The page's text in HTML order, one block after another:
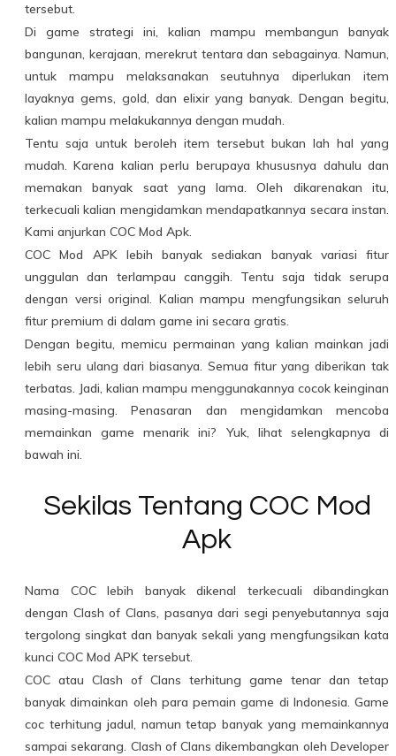
tersebut.
Di game strategi ini, kalian mampu membangun banyak
bangunan, kerajaan, merekrut tentara dan sebagainya. Namun,
untuk mampu melaksanakan seutuhnya diperlukan item
layaknya gems, gold, dan elixir yang banyak. Dengan begitu,
kalian mampu melakukannya dengan mudah.
Tentu saja untuk beroleh item tersebut bukan lah hal yang
mudah. Karena kalian perlu berupaya khususnya dahulu dan
memakan banyak saat yang lama. Oleh dikarenakan itu,
terkecuali kalian mengidamkan mendapatkannya secara instan.
Kami anjurkan COC Mod Apk.
COC Mod APK lebih banyak sediakan banyak variasi fitur
unggulan dan terlampau canggih. Tentu saja tidak serupa
dengan versi original. Kalian mampu mengfungsikan seluruh
fitur premium di dalam game ini secara gratis.
Dengan begitu, memicu permainan yang kalian mainkan jadi
lebih seru ulang dari biasanya. Semua fitur yang diberikan tak
terbatas. Jadi, kalian mampu menggunakannya cocok keinginan
masing-masing. Penasaran dan mengidamkan mencoba
memainkan game menarik ini? Yuk, lihat selengkapnya di
bawah ini.
Sekilas Tentang COC Mod
Apk
Nama COC lebih banyak dikenal terkecuali dibandingkan
dengan Clash of Clans, pasanya dari segi penyebutannya saja
tergolong singkat dan banyak sekali yang mengfungsikan kata
kunci COC Mod APK tersebut.
COC atau Clash of Clans terhitung game tenar dan tetap
banyak dimainkan oleh para pemain game di Indonesia. Game
coc terhitung jadul, namun tetap banyak yang memainkannya
sampai sekarang. Clash of Clans dikembangkan oleh Developer